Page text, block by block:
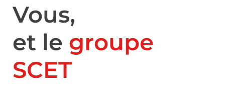
Vous,
et le groupe
SCET